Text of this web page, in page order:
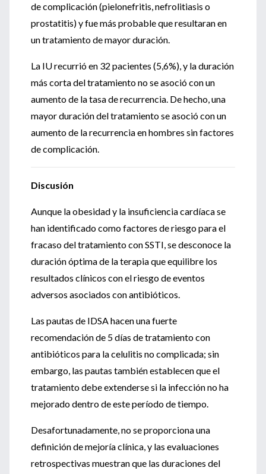
de complicación (pielonefritis, nefrolitiasis o
prostatitis) y fue más probable que resultaran en
un tratamiento de mayor duración.
La IU recurrió en 32 pacientes (5,6%), y la duración
más corta del tratamiento no se asoció con un
aumento de la tasa de recurrencia. De hecho, una
mayor duración del tratamiento se asoció con un
aumento de la recurrencia en hombres sin factores
de complicación.
Discusión
Aunque la obesidad y la insuficiencia cardíaca se
han identificado como factores de riesgo para el
fracaso del tratamiento con SSTI, se desconoce la
duración óptima de la terapia que equilibre los
resultados clínicos con el riesgo de eventos
adversos asociados con antibióticos.
Las pautas de IDSA hacen una fuerte
recomendación de 5 días de tratamiento con
antibióticos para la celulitis no complicada; sin
embargo, las pautas también establecen que el
tratamiento debe extenderse si la infección no ha
mejorado dentro de este período de tiempo.
Desafortunadamente, no se proporciona una
definición de mejoría clínica, y las evaluaciones
retrospectivas muestran que las duraciones del